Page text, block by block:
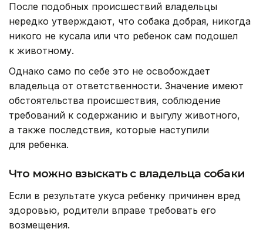
После подобных происшествий владельцы
нередко утверждают, что собака добрая, никогда
никого не кусала или что ребенок сам подошел
к животному.
Однако само по себе это не освобождает
владельца от ответственности. Значение имеют
обстоятельства происшествия, соблюдение
требований к содержанию и выгулу животного,
а также последствия, которые наступили
для ребенка.
Что можно взыскать с владельца собаки
Если в результате укуса ребенку причинен вред
здоровью, родители вправе требовать его
возмещения.